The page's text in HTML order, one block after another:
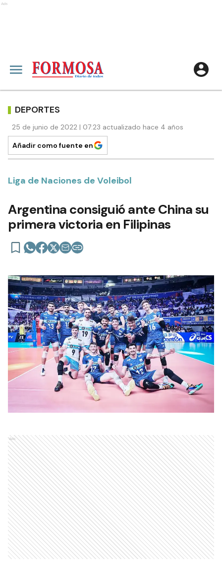
Ads
DEPORTES
25 de junio de 2022 | 07:23 actualizado hace 4 años
Añadir como fuente en
Liga de Naciones de Voleibol
Argentina consiguió ante China su
primera victoria en Filipinas
Ads